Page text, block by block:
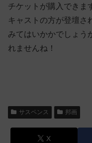
チケットが購入できま
キャストの方が登壇さ
みてはいかかでしょう
れませんね！
サスペンス 邦画
X